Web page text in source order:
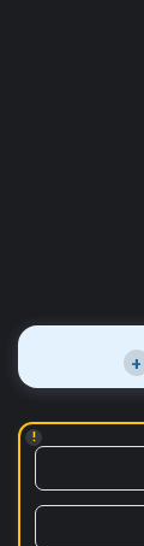
+
!